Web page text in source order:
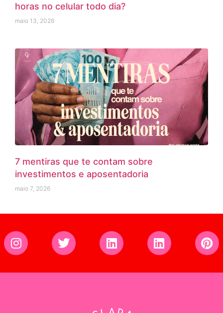
horas no celular todo dia?
maio 13, 2026
7 mentiras que te contam sobre
investimentos e aposentadoria
maio 7, 2026